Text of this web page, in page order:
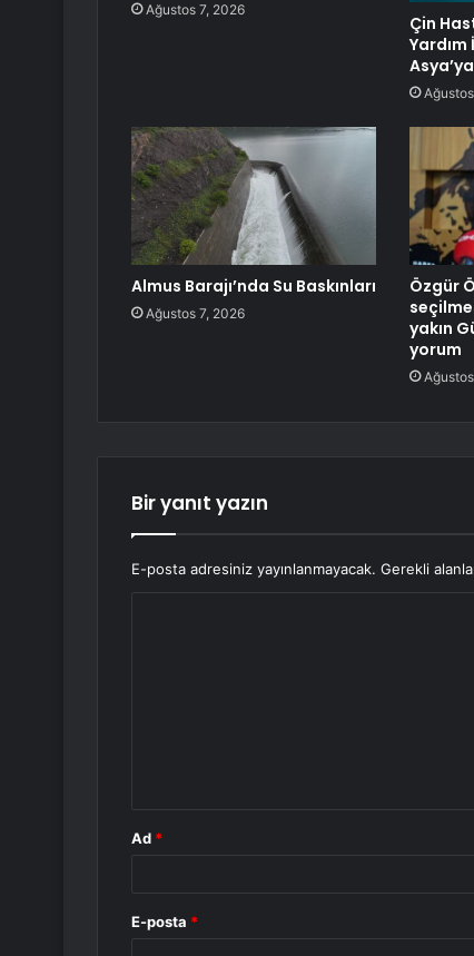
Ağustos 7, 2026
Çin
Almus Barajı’nda Su Baskınları
Ağustos 7, 2026
Özgür
yakın
yorum
Bir yanıt yazın
E-posta adresiniz yayınlanmayacak. Gerekli
Ad *
E-posta *